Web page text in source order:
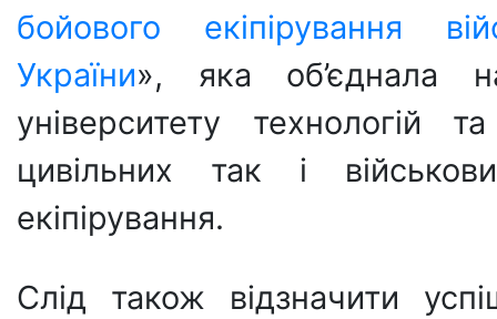
бойового екіпірування
України», яка об’єднала
університету технологій
цивільних так і
екіпірування.
Слід також відзначити